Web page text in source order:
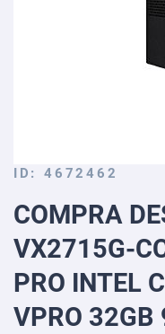
ID 4672462
COMPRA
VX2715G-
PRO INTEL
VPRO 32GB
Skip
the
beginning
of
the
images